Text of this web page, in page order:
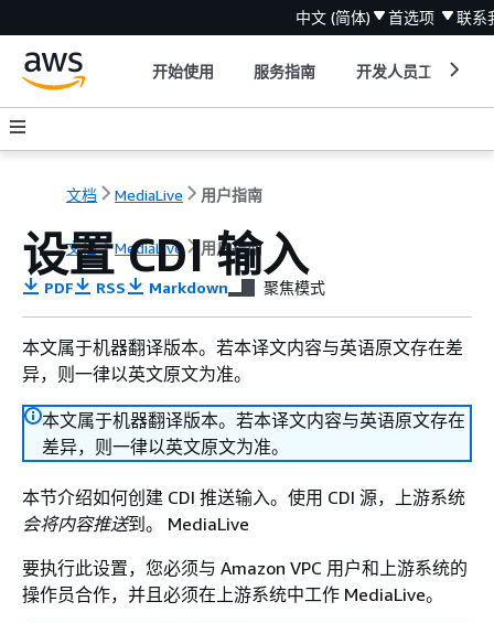
中文 (简体) 首选项 联系
开始使用 服务指南 开发人员工具
文档 MediaLive 用户指南
文档 MediaLive 用户指南
设置 CDI 输入
PDF RSS Markdown 聚焦模式
本文属于机器翻译版本。若本译文内容与英语原文存在差
异，则一律以英文原文为准。
本文属于机器翻译版本。若本译文内容与英语原文存在
差异，则一律以英文原文为准。
本节介绍如何创建 CDI 推送输入。使用 CDI 源，上游系统
会将内容推送到。 MediaLive
要执行此设置，您必须与 Amazon VPC 用户和上游系统的
操作员合作，并且必须在上游系统中工作 MediaLive。